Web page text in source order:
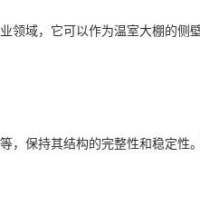
领域，它可以作为温室大棚的侧
保持其结构的完整性和稳定性